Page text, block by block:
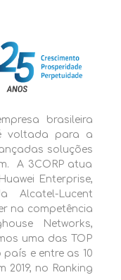
brasileira
voltada para a
soluções
A 3CORP atua
Enterprise,
Alcatel-Lucent
na competência
Networks,
uma das TOP
país e entre as 10
2019, no Ranking